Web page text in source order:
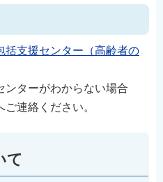
括支援センター（高齢者の
ターがわからない場合
連絡ください。
て